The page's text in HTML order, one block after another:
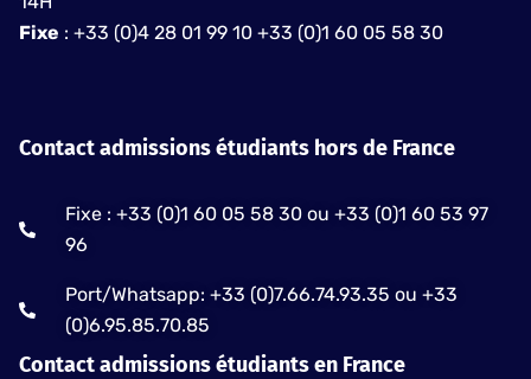
Fixe : +33 (0)4 28 01 99 10 +33 (0)1 60 05 58 30
Contact admissions étudiants hors de France
Fixe : +33 (0)1 60 05 58 30 ou +33 (0)1 60 53 97
96
Port/Whatsapp: +33 (0)7.66.74.93.35 ou +33
(0)6.95.85.70.85
Contact admissions étudiants en France